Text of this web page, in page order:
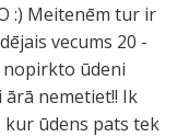
:) Meitenēm tur ir
vecums 20 -
nopirkto ūdeni
ārā nemetiet!! Ik
ūdens pats tek